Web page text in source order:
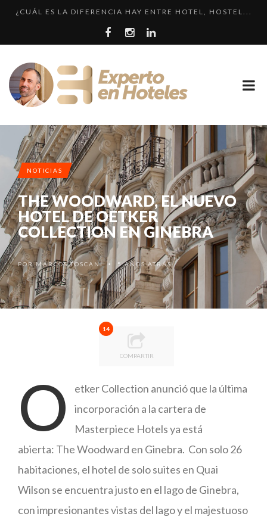
¿CUÁL ES LA DIFERENCIA HAY ENTRE HOTEL, HOSTEL...
CRÍTICA • RENAISSANCE SÃO PAULO: DOS HOTELES E...
EL HOTEL 7 ESTRELLAS, UN ENGAÑO QUE SE REPITE....
LOS 10 HOTELES MÁS CAROS DE PARÍS. LUJO FRANCÉ...
NOTICIAS
THE WOODWARD, EL NUEVO
HOTEL DE OETKER
COLLECTION EN GINEBRA
PORMARCOS TOSCANI • 5 AÑOS ATRÁS
14
COMPARTIR
O
etker Collection anunció que la última
incorporación a la cartera de
Masterpiece Hotels ya está
abierta: The Woodward en Ginebra. Con solo 26
habitaciones, el hotel de solo suites en Quai
Wilson se encuentra justo en el lago de Ginebra,
con impresionantes vistas del lago y el majestuoso